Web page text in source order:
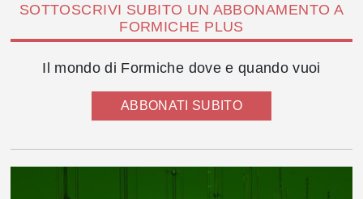
SOTTOSCRIVI SUBITO UN ABBONAMENTO A
FORMICHE PLUS
Il mondo di Formiche dove e quando vuoi
ABBONATI SUBITO